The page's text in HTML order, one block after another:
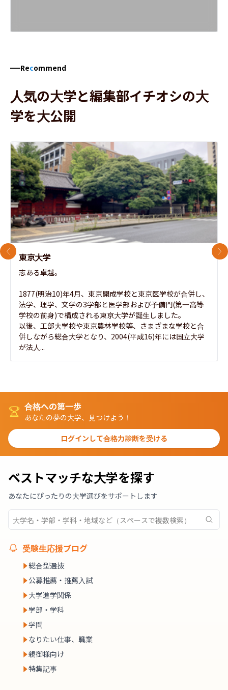
Recommend
人気の大学と編集部イチオシの大
学を大公開
東京大学
志ある卓越。
1877(明治10)年4月、東京開成学校と東京医学校が合併し、
法学、理学、文学の3学部と医学部および予備門(第一高等
学校の前身)で構成される東京大学が誕生しました。
以後、工部大学校や東京農林学校等、さまざまな学校と合
併しながら総合大学となり、2004(平成16)年には国立大学
が法人...
前のスライド 次
合格への第一歩
あなたの夢の大学、見つけよう！
ログインして合格力診断を受ける
ベストマッチな大学を探す
あなたにぴったりの大学選びをサポートします
受験生応援ブログ
総合型選抜
公募推薦・推薦入試
大学進学関係
学部・学科
学問
なりたい仕事、職業
親御様向け
特集記事